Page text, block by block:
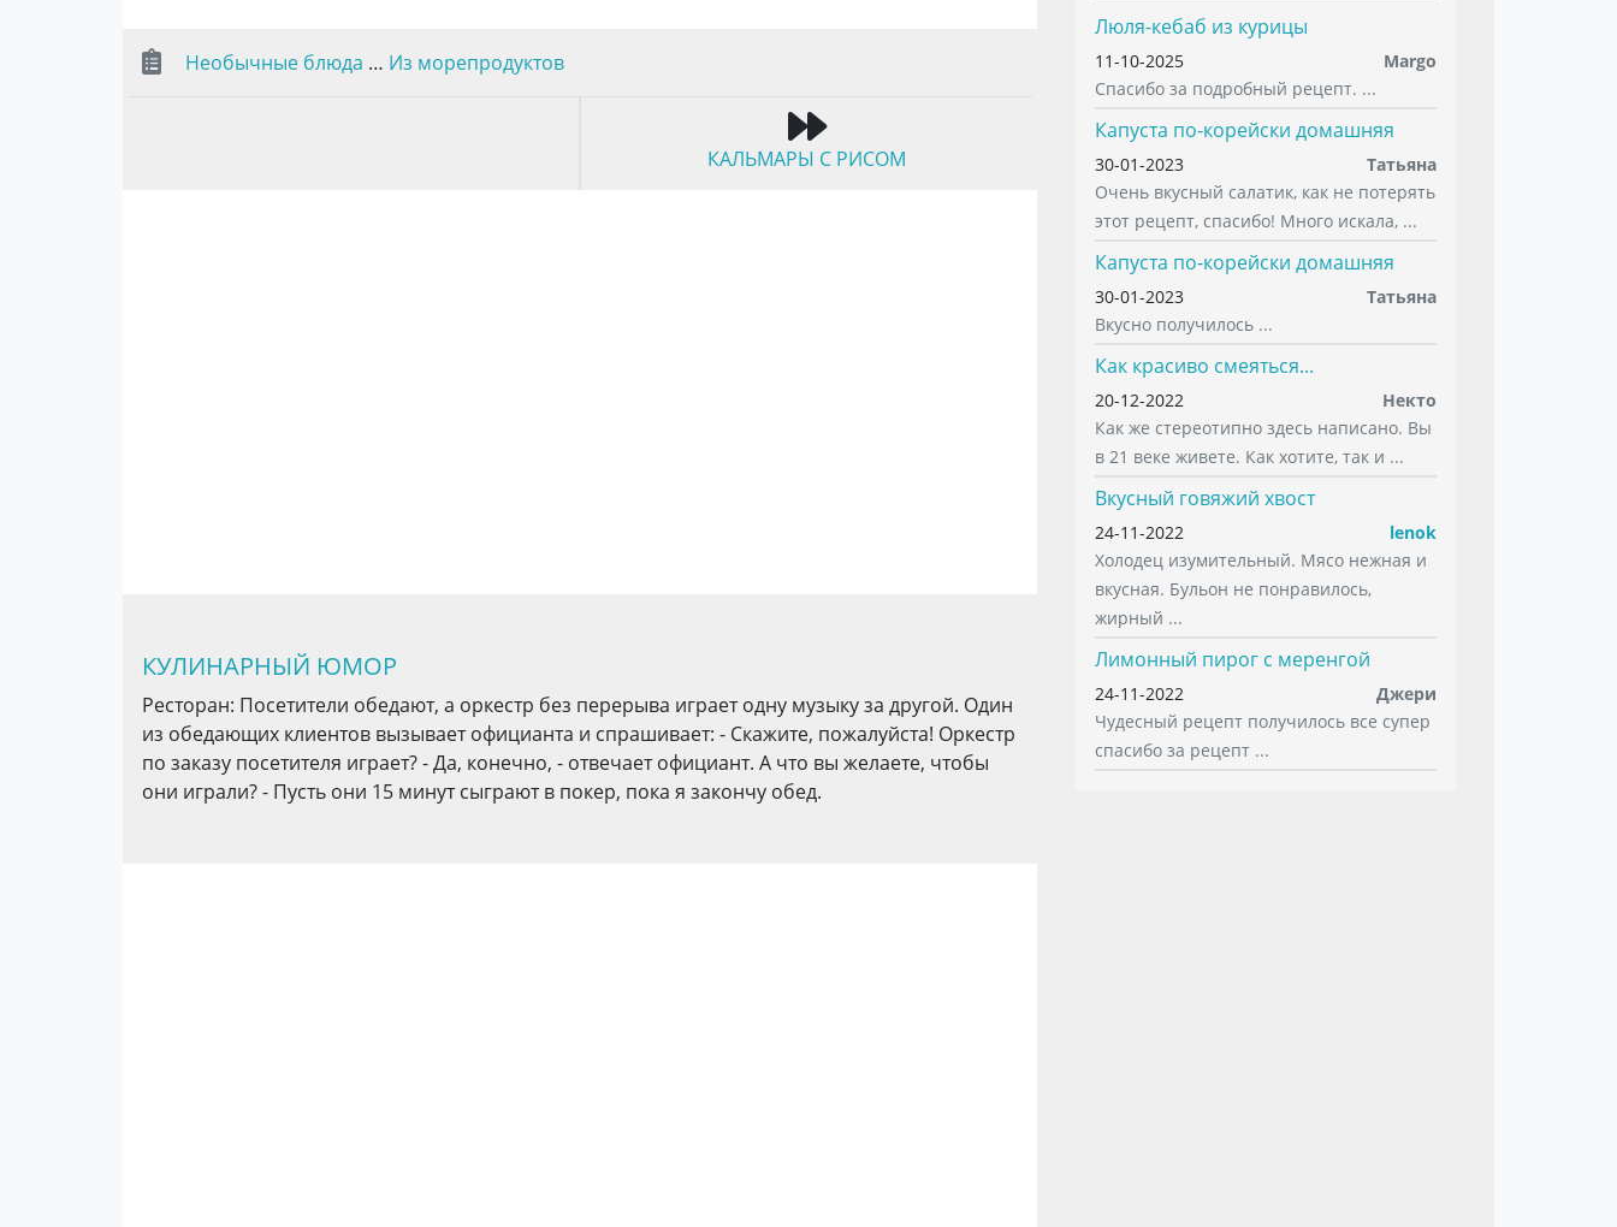
Необычные блюда … Из морепродуктов
КАЛЬМАРЫ С РИСОМ
КУЛИНАРНЫЙ ЮМОР
Ресторан: Посетители обедают, а оркестр без перерыва играет одну музыку за другой. Один
из обедающих клиентов вызывает официанта и спрашивает: - Скажите, пожалуйста! Оркестр
по заказу посетителя играет? - Да, конечно, - отвечает официант. А что вы желаете, чтобы
они играли? - Пусть они 15 минут сыграют в покер, пока я закончу обед.
Люля-кебаб из курицы
11-10-2025
Margo
Спасибо за подробный рецепт. ...
Капуста по-корейски домашняя
30-01-2023
Татьяна
Очень вкусный салатик, как не потерять
этот рецепт, спасибо! Много искала, ...
Капуста по-корейски домашняя
30-01-2023
Татьяна
Вкусно получилось ...
Как красиво смеяться...
20-12-2022
Некто
Как же стереотипно здесь написано. Вы
в 21 веке живете. Как хотите, так и ...
Вкусный говяжий хвост
24-11-2022
lenok
Холодец изумительный. Мясо нежная и
вкусная. Бульон не понравилось,
жирный ...
Лимонный пирог с меренгой
24-11-2022
Джери
Чудесный рецепт получилось все супер
спасибо за рецепт ...